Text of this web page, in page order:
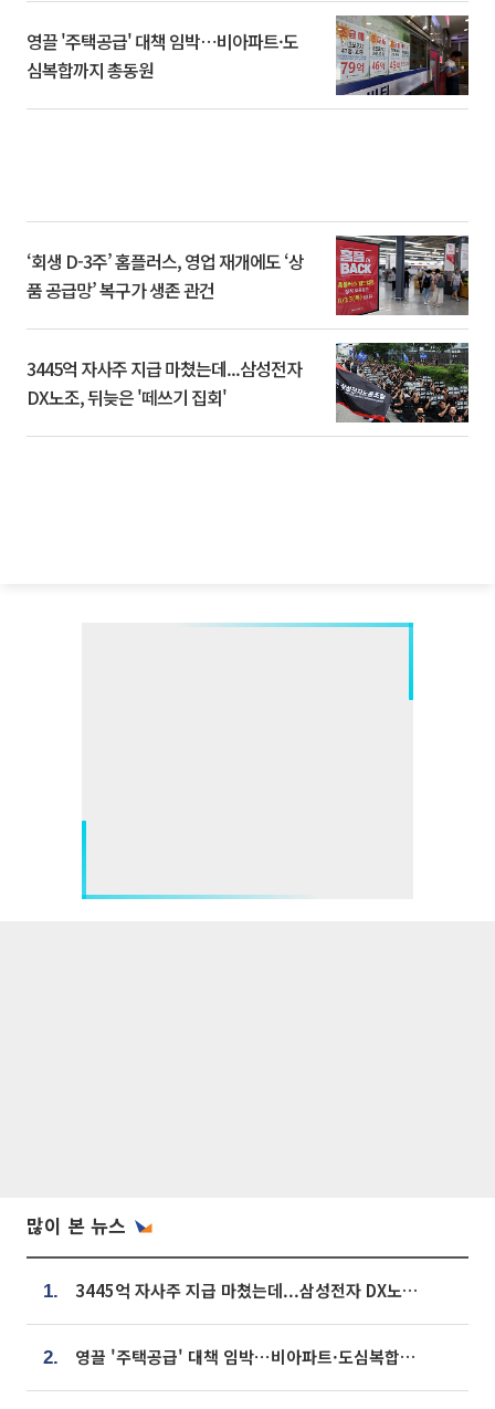
영끌 '주택공급' 대책 임박⋯비아파트·도
심복합까지 총동원
‘회생 D-3주’ 홈플러스, 영업 재개에도 ‘상
품 공급망’ 복구가 생존 관건
3445억 자사주 지급 마쳤는데...삼성전자
DX노조, 뒤늦은 '떼쓰기 집회'
많이 본 뉴스
1. 3445억 자사주 지급 마쳤는데...삼성전자 DX노조, 뒤늦은 '떼쓰기 집회'
2. 영끌 '주택공급' 대책 임박⋯비아파트·도심복합까지 총동원